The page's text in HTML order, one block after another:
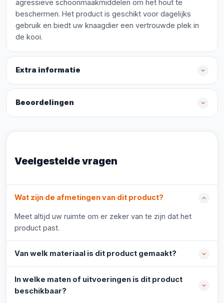
agressieve schoonmaakmiddelen om het hout te
beschermen. Het product is geschikt voor dagelijks
gebruik en biedt uw knaagdier een vertrouwde plek in
de kooi.
Extra informatie
Beoordelingen
Veelgestelde vragen
Wat zijn de afmetingen van dit product?
Meet altijd uw ruimte om er zeker van te zijn dat het
product past.
Van welk materiaal is dit product gemaakt?
In welke maten of uitvoeringen is dit product
beschikbaar?